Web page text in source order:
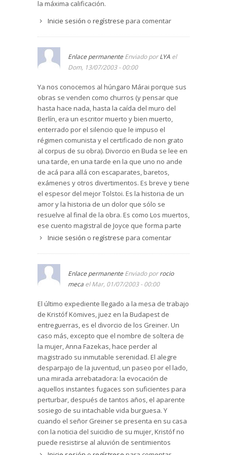
la máxima calificación.
Inicie sesión o regístrese para comentar
Enlace permanente Enviado porLYA el
Dom, 13/07/2003 - 00:00
Ya nos conocemos al húngaro Márai porque sus
obras se venden como churros (y pensar que
hasta hace nada, hasta la caída del muro del
Berlín, era un escritor muerto y bien muerto,
enterrado por el silencio que le impuso el
régimen comunista y el certificado de non grato
al corpus de su obra). Divorcio en Buda se lee en
una tarde, en una tarde en la que uno no ande
de acá para allá con escaparates, baretos,
exámenes y otros divertimentos. Es breve y tiene
el espesor del mejor Tolstoi. Es la historia de un
amor y la historia de un dolor que sólo se
resuelve al final de la obra. Es como Los muertos,
ese cuento magistral de Joyce que forma parte
de Dublineses, en el que el diálogo final del
de complicidad burguesa que habían mantenido
horas antes en una casa llena de invitados. Pues
así Márai en ese diálogo último. En Divorcio en
Buda hay diamantes que brillan intensamente,
como esa relación honda del matrimonio
protagonista, que fueron capaces de reservar su
sexualidad hasta el matrimonio no por
disposición social o cultural sino por la
consideración emocionada de un encuentro tan
verdadero que les exigía una total disposición
vital. Aparece en la obra un cura que no busca a
Dios a dentelladas, exigiéndole respuestas,
soluciones de ¡ya!, etc., sino que es consciente
de que con Él no tiene por qué defenderse sino
prepararse para cuando quiera visitarlo. Y
cuando el dolor aparece por la puerta, se
muestra Márai corrosivo, despiadado, "¿qué nos
Inicie sesión o regístrese para comentar
Enlace permanente Enviado porrocio
meca el Mar, 01/07/2003 - 00:00
El último expediente llegado a la mesa de trabajo
de Kristóf Kömives, juez en la Budapest de
entreguerras, es el divorcio de los Greiner. Un
caso más, excepto que el nombre de soltera de
la mujer, Anna Fazekas, hace perder al
magistrado su inmutable serenidad. El alegre
desparpajo de la juventud, un paseo por el lado,
una mirada arrebatadora: la evocación de
aquellos instantes fugaces son suficientes para
perturbar, después de tantos años, el aparente
sosiego de su intachable vida burguesa. Y
cuando el señor Greiner se presenta en su casa
con la noticia del suicidio de su mujer, Kristóf no
puede resistirse al aluvión de sentimientos